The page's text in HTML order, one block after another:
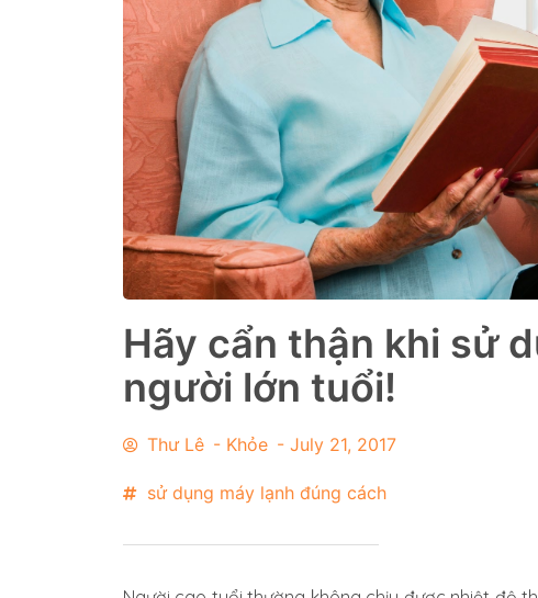
Hãy cẩn thận khi sử
người lớn tuổi!
Thư Lê - Khỏe - July 21, 2017
sử dụng máy lạnh đúng cách